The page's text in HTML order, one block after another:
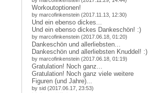
Workoutoptionen!
by marcofinkenstein (2017.11.13, 12:30)
Und ein ebenso dickes...
Und ein ebenso dickes Dankeschön! :)
by marcofinkenstein (2017.06.18, 01:20)
Dankeschön und allerliebsten...
Dankeschön und allerliebsten Knuddel! :)
by marcofinkenstein (2017.06.18, 01:19)
Gratulation! Noch ganz...
Gratulation! Noch ganz viele weitere
Figuren (und Jahre)...
by sid (2017.06.17, 23:53)